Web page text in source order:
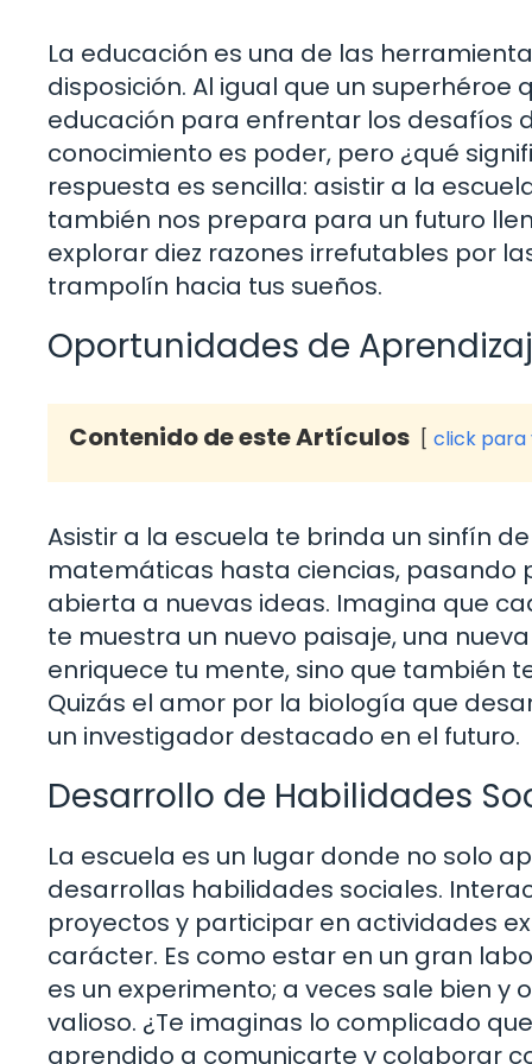
La educación es una de las
disposición. Al igual que un
educación para enfrentar los desafíos
conocimiento es poder, pero ¿qué
respuesta es sencilla: asistir a la
también nos prepara para un futuro
explorar diez razones irrefutables por
trampolín hacia tus sueños.
Oportunidades de
Contenido de este Artículos click para
Asistir a la escuela te brinda un sinfín
matemáticas hasta ciencias, pasando
abierta a nuevas ideas. Imagina que
te muestra un nuevo paisaje, una
enriquece tu mente, sino que también
Quizás el amor por la biología que
un investigador destacado en el futuro.
Desarrollo de Habilidades
La escuela es un lugar donde no solo
desarrollas habilidades sociales.
proyectos y participar en actividades
carácter. Es como estar en un gran
es un experimento; a veces sale bien
valioso. ¿Te imaginas lo complicado
aprendido a comunicarte y colaborar